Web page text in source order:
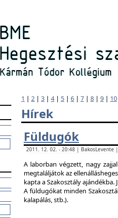
1 | 2 | 3 | 4| 5 | 6 | 7 | 8 | 9 | 10
Hírek
Füldugók
2011. 12. 02. - 20:48 | BakosLevente
A laborban végzett, nagy
megtaláljátok az
kapta a Szakosztály
A füldugókat minden
kalapálás, stb.).